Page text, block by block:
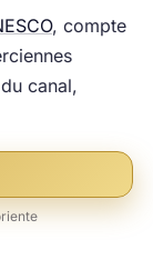
, compte
canal,